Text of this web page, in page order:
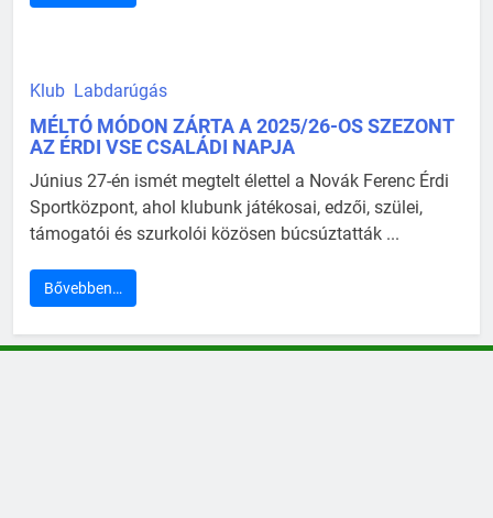
Klub Labdarúgás
MÉLTÓ MÓDON ZÁRTA A 2025/26-OS SZEZONT
AZ ÉRDI VSE CSALÁDI NAPJA
Június 27-én ismét megtelt élettel a Novák Ferenc Érdi
Sportközpont, ahol klubunk játékosai, edzői, szülei,
támogatói és szurkolói közösen búcsúztatták ...
Bővebben…